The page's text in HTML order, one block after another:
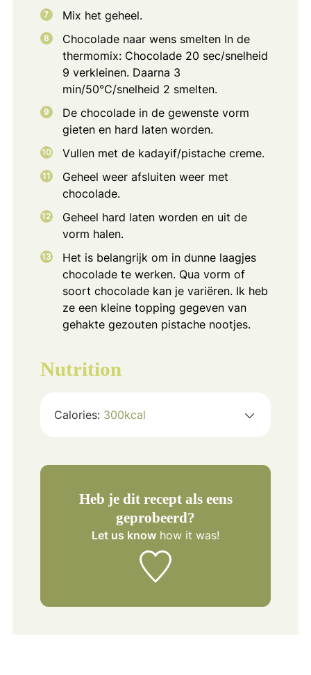
Mix het geheel.
Chocolade naar wens smelten In de
thermomix: Chocolade 20 sec/snelheid
9 verkleinen. Daarna 3
min/50°C/snelheid 2 smelten.
De chocolade in de gewenste vorm
gieten en hard laten worden.
Vullen met de kadayif/pistache creme.
Geheel weer afsluiten weer met
chocolade.
Geheel hard laten worden en uit de
vorm halen.
Het is belangrijk om in dunne laagjes
chocolade te werken. Qua vorm of
soort chocolade kan je variëren. Ik heb
ze een kleine topping gegeven van
gehakte gezouten pistache nootjes.
Nutrition
Calories: 300kcal
Heb je dit recept als eens
geprobeerd?
Let us know how it was!